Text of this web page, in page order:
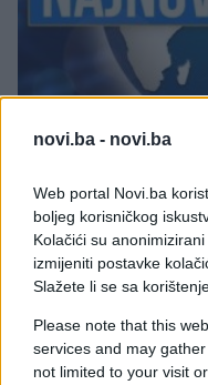
novi.ba - novi.ba
Web portal Novi.ba
boljeg korisničkog
Kolačići su
izmijeniti postavke
Slažete li se sa
Please note that this
services and may
not limited to your visit
Odronila se stijena
automobil:
Saznaj više